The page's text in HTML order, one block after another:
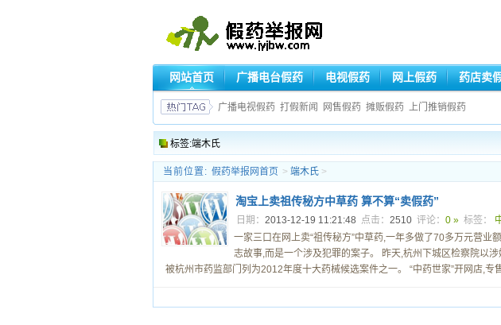
网站首页 广播电台假药 电视假药 网上假药 药店卖
广播电视假药 打假新闻 网售假药 摊贩假药 上门推销假药
标签:端木氏
当前位置: 假药举报网首页 > 端木氏 >
淘宝上卖祖传秘方中草药 算不算“卖假药”
日期： 2013-12-19 11:21:48 点击： 2510 评论： 0 » 标签：
一家三口在网上卖“祖传秘方”中草药,一年多做了70多万元营
志故事,而是一个涉及犯罪的案子。 昨天,杭州下城区检察院以
被杭州市药监部门列为2012年度十大药械候选案件之一。 “中药世家”开网店,专